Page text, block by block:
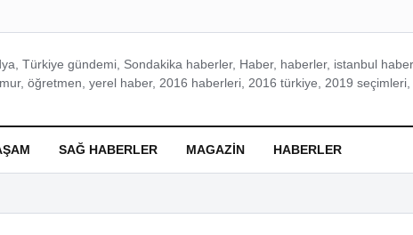
Türkiye gündemi, Sondakika haberler, Haber, haberler, istanbul
öğretmen, yerel haber, 2016 haberleri, 2016 türkiye, 2019 seçimleri,
SAĞ HABERLER MAGAZIN HABERLER